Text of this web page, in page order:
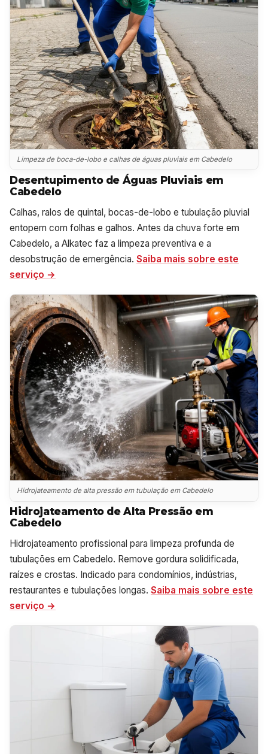
Limpeza de boca-de-lobo e calhas de águas pluviais em Cabedelo
Desentupimento de Águas Pluviais em
Cabedelo
Calhas, ralos de quintal, bocas-de-lobo e tubulação pluvial
entopem com folhas e galhos. Antes da chuva forte em
Cabedelo, a Alkatec faz a limpeza preventiva e a
desobstrução de emergência. Saiba mais sobre este
serviço →
Hidrojateamento de alta pressão em tubulação em Cabedelo
Hidrojateamento de Alta Pressão em
Cabedelo
Hidrojateamento profissional para limpeza profunda de
tubulações em Cabedelo. Remove gordura solidificada,
raízes e crostas. Indicado para condomínios, indústrias,
restaurantes e tubulações longas. Saiba mais sobre este
serviço →